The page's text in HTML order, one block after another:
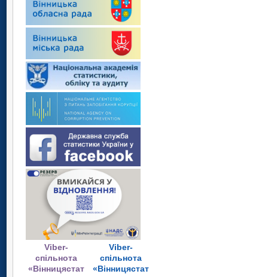
Viber-
спільнота
«Вінницястат
Viber-
спільнота
«Вінницястат